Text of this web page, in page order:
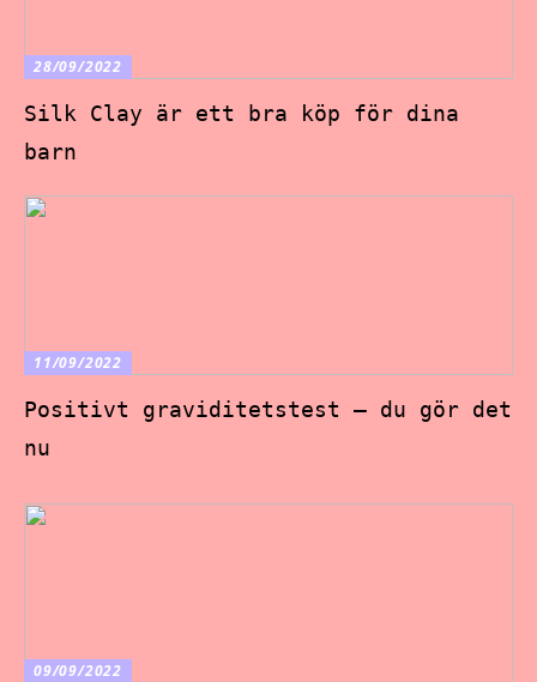
28/09/2022
Silk Clay är ett bra köp för dina
barn
11/09/2022
Positivt graviditetstest – du gör det
nu
09/09/2022